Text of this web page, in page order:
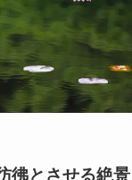
彿とさせる絶景